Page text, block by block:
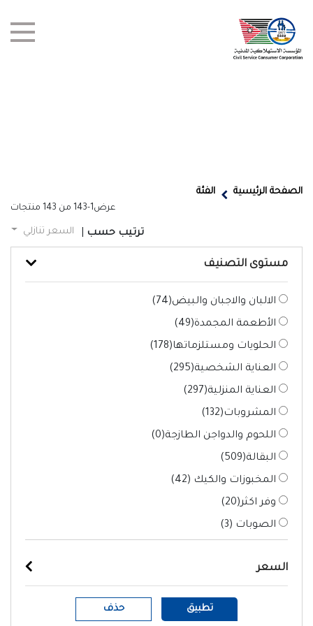
الفروع
الصفحة الرئيسية الفئة
عرض1-143 من 143 منتجات
ترتيب حسب السعر تنازلي
مستوى التصنيف
الالبان والاجبان والبيض(74
)
الأطعمة المجمدة(49
)
الحلويات ومستلزماتها(178
)
العناية الشخصية(295
)
العناية المنزلية(297
)
المشروبات(132
)
اللحوم والدواجن الطازجة(0
)
البقالة(509
)
المخبوزات والكيك (42
)
وفر اكثر(20
)
الصوبات (3
)
السعر
تطبيق حذف